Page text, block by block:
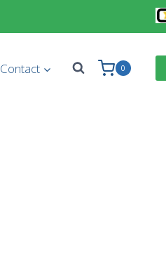
Contact 0